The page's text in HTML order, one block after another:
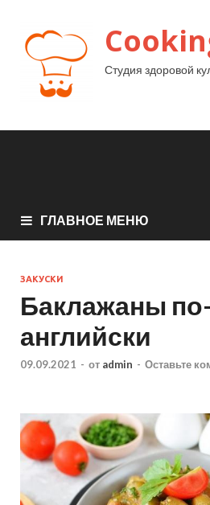
Студия здоровой
ГЛАВНОЕ МЕНЮ
ЗАКУСКИ
Баклажаны по-
английски
09.09.2021 - от admin - Оставьте